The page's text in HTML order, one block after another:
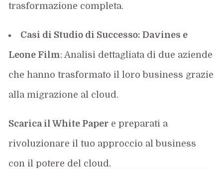
trasformazione completa.
Casi di Studio di Successo:Davines e
Leone Film: Analisi dettagliata di due aziende
che hanno trasformato il loro business grazie
alla migrazione al cloud .
Scarica il White Paper e preparati a
rivoluzionare il tuo approccio al business
con il potere del cloud.